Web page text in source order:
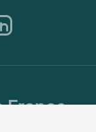
France